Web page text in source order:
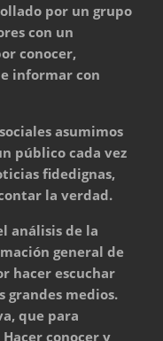
por un grupo
con un
conocer,
informar con
asumimos
público cada vez
fidedignas,
la verdad.
análisis de la
general de
hacer escuchar
grandes medios.
que para
conocer y